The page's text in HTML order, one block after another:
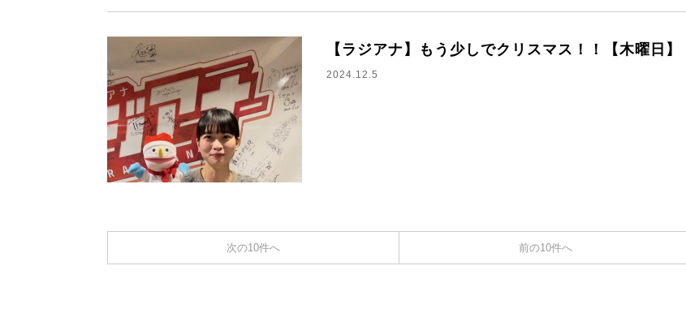
【ラジアナ】もう少しでクリスマス！！【木曜日】
2024.12.5
次の10件へ 前の10件へ